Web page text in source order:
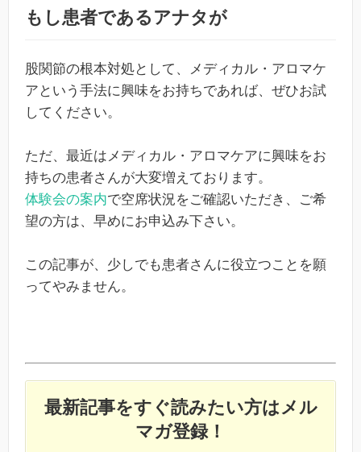
もし患者であるアナタが
股関節の根本対処として、メディカル・アロマケ
アという手法に興味をお持ちであれば、ぜひお試
してください。
ただ、最近はメディカル・アロマケアに興味をお
持ちの患者さんが大変増えております。
体験会の案内で空席状況をご確認いただき、ご希
望の方は、早めにお申込み下さい。
この記事が、少しでも患者さんに役立つことを願
ってやみません。
最新記事をすぐ読みたい方はメル
マガ登録！